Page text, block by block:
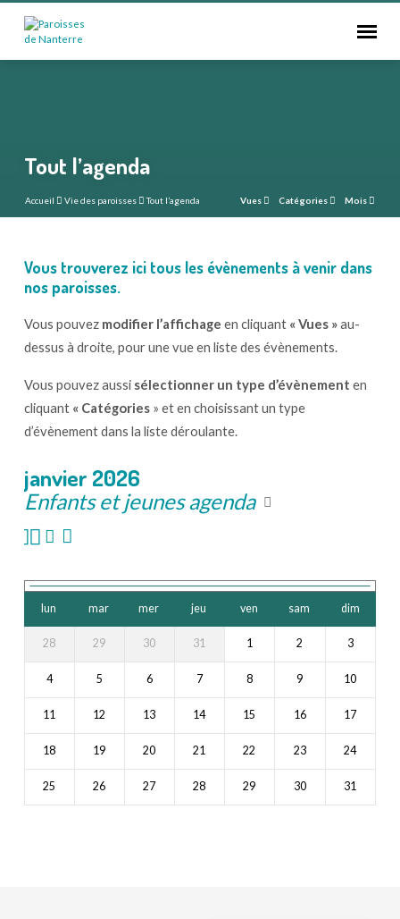
Tout l’agenda
Accueil Vie des paroisses Tout l’agenda Vues Catégories Mois
Tout
Vous trouverez ici tous les évènements à venir dans
nos paroisses.
Vous pouvez modifier l’affichage en cliquant « Vues »au-
dessus à droite, pour une vue en liste des évènements.
Vous pouvez aussi sélectionner un type d’évènement en
cliquant « Catégories» et en choisissant un type
d’évènement dans la liste déroulante.
janvier 2026
Enfants et jeunes agenda
lun mar mer jeu ven sam dim
28 29 30 31 1 2 3
4 5 6 7 8 9 10
11 12 13 14 15 16 17
18 19 20 21 22 23 24
25 26 27 28 29 30 31